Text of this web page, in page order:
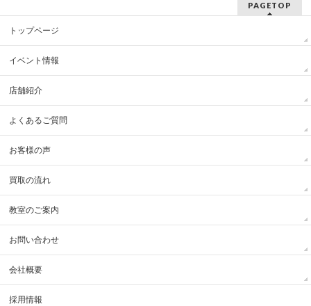
PAGETOP
トップページ
イベント情報
店舗紹介
よくあるご質問
お客様の声
買取の流れ
教室のご案内
お問い合わせ
会社概要
採用情報